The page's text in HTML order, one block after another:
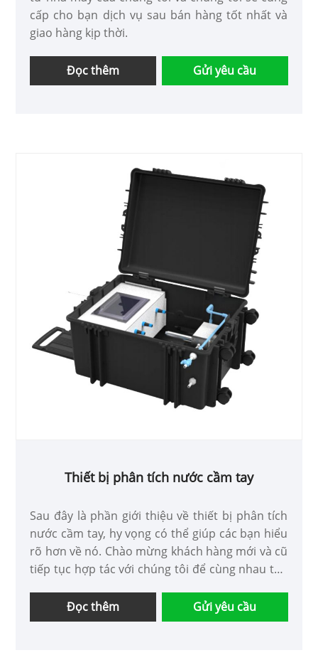
cấp cho bạn dịch vụ sau bán hàng tốt nhất và
giao hàng kịp thời.
Đọc thêm Gửi yêu cầu
Thiết bị phân tích nước cầm tay
Sau đây là phần giới thiệu về thiết bị phân tích
nước cầm tay, hy vọng có thể giúp các bạn hiểu
rõ hơn về nó. Chào mừng khách hàng mới và cũ
tiếp tục hợp tác với chúng tôi để cùng nhau tạo
Đọc thêm
Gửi yêu cầu